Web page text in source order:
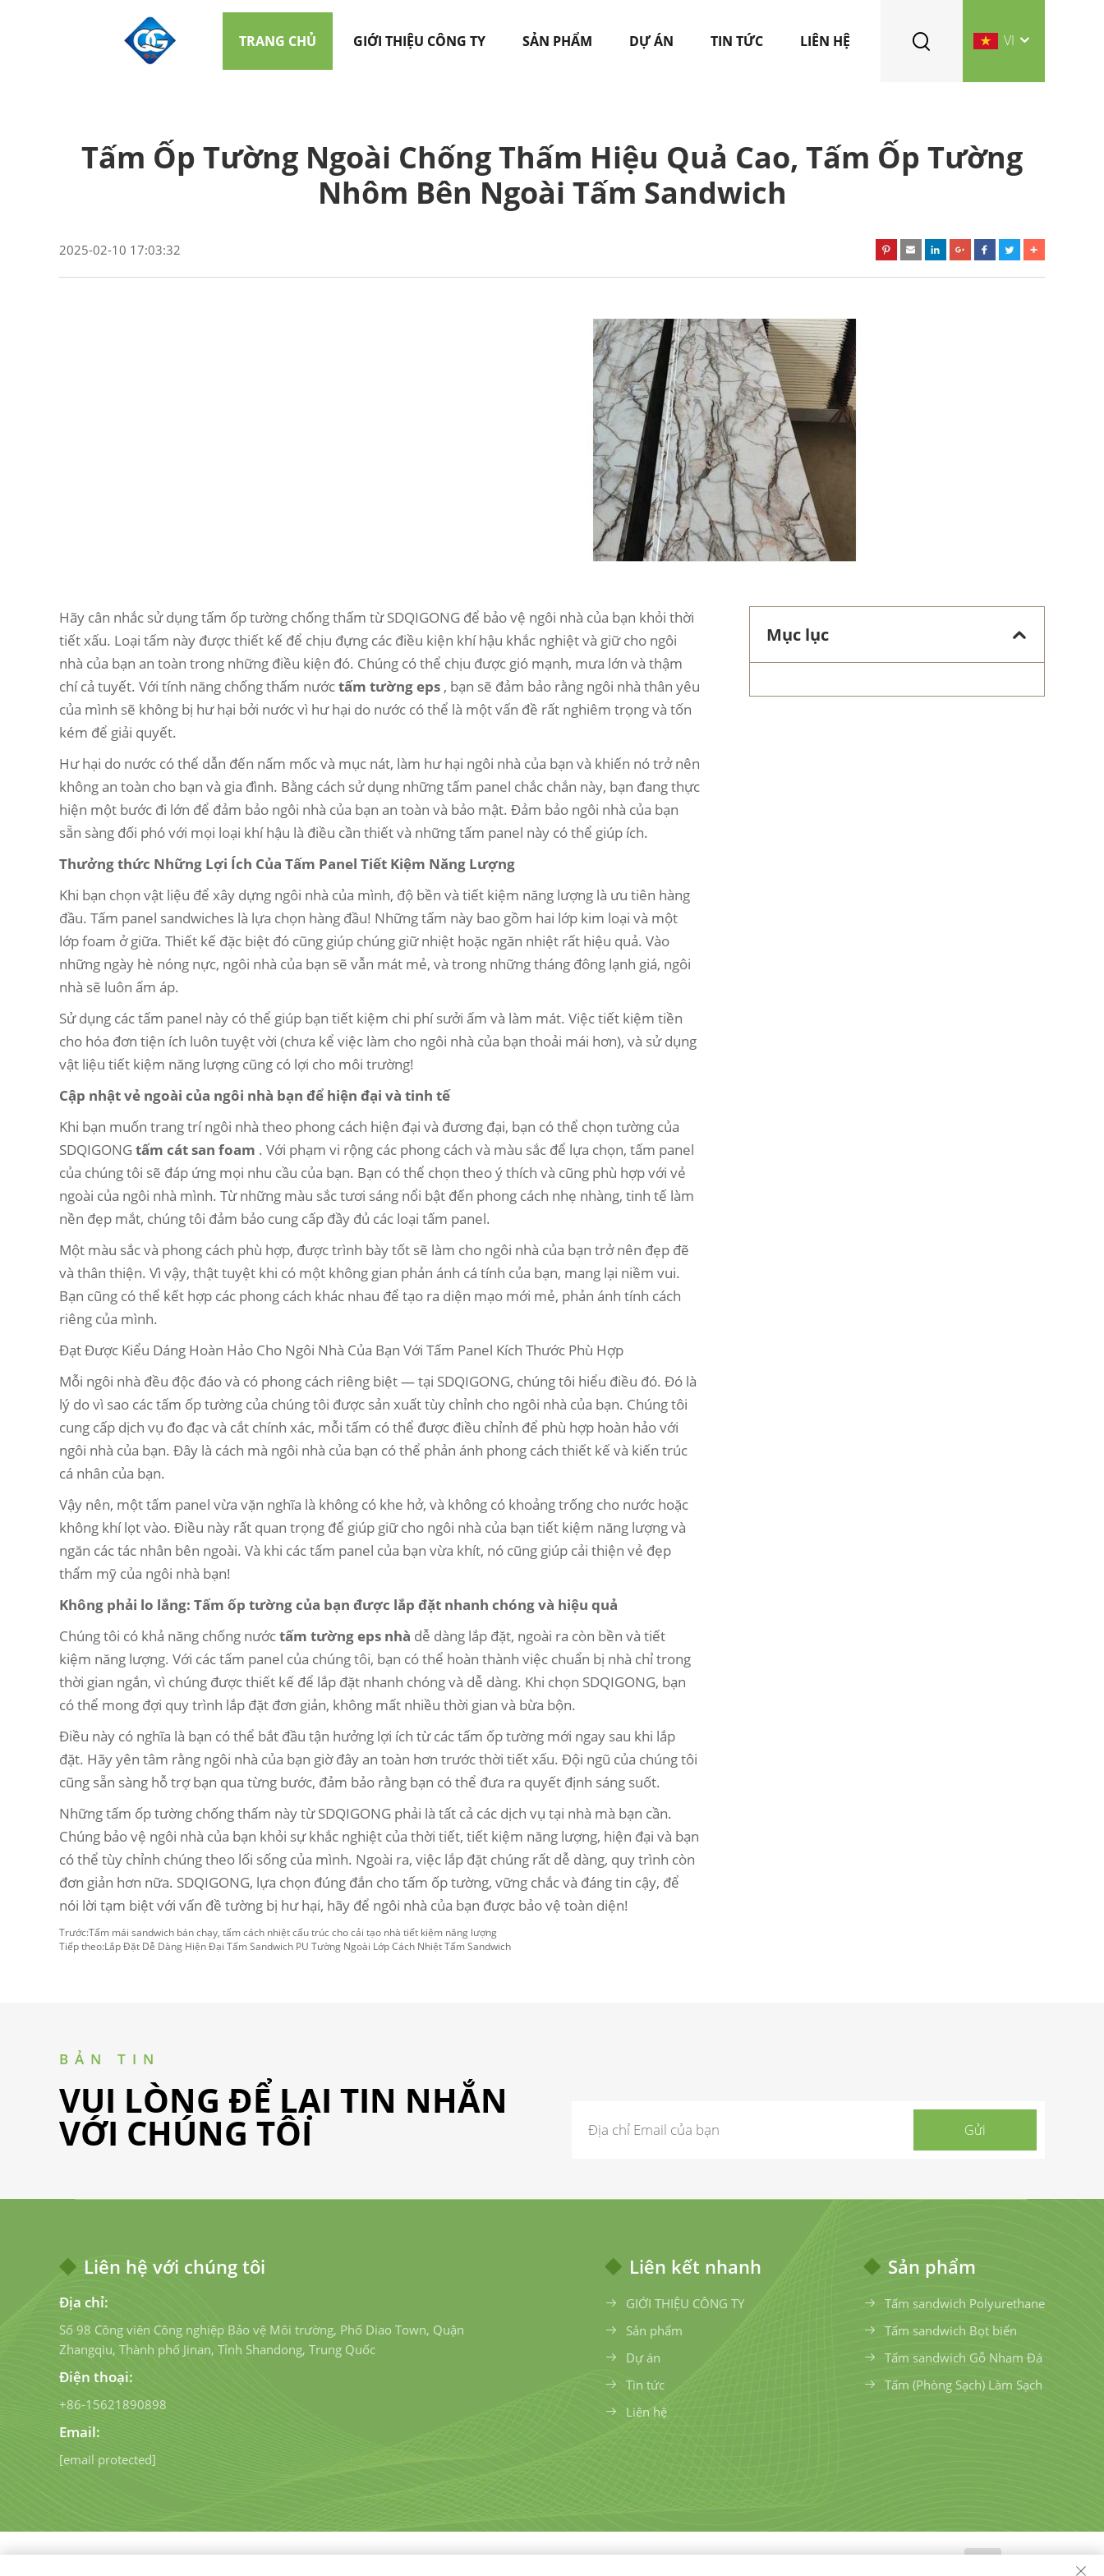
TRANG CHỦ GIỚI THIỆU CÔNG TY SẢN PHẨM DỰ ÁN TIN TỨC LIÊN HỆ VI
Tấm Ốp Tường Ngoài Chống Thấm Hiệu Quả Cao, Tấm Ốp Tường
Nhôm Bên Ngoài Tấm Sandwich
2025-02-10 17:03:32
Hãy cân nhắc sử dụng tấm ốp tường chống thấm từ SDQIGONG để bảo vệ ngôi nhà của bạn khỏi thời
tiết xấu. Loại tấm này được thiết kế để chịu đựng các điều kiện khí hậu khắc nghiệt và giữ cho ngôi
nhà của bạn an toàn trong những điều kiện đó. Chúng có thể chịu được gió mạnh, mưa lớn và thậm
chí cả tuyết. Với tính năng chống thấm nướctấm tường eps , bạn sẽ đảm bảo rằng ngôi nhà thân yêu
của mình sẽ không bị hư hại bởi nước vì hư hại do nước có thể là một vấn đề rất nghiêm trọng và tốn
kém để giải quyết.
Hư hại do nước có thể dẫn đến nấm mốc và mục nát, làm hư hại ngôi nhà của bạn và khiến nó trở nên
không an toàn cho bạn và gia đình. Bằng cách sử dụng những tấm panel chắc chắn này, bạn đang thực
hiện một bước đi lớn để đảm bảo ngôi nhà của bạn an toàn và bảo mật. Đảm bảo ngôi nhà của bạn
sẵn sàng đối phó với mọi loại khí hậu là điều cần thiết và những tấm panel này có thể giúp ích.
Thưởng thức Những Lợi Ích Của Tấm Panel Tiết Kiệm Năng Lượng
Khi bạn chọn vật liệu để xây dựng ngôi nhà của mình, độ bền và tiết kiệm năng lượng là ưu tiên hàng
đầu. Tấm panel sandwiches là lựa chọn hàng đầu! Những tấm này bao gồm hai lớp kim loại và một
lớp foam ở giữa. Thiết kế đặc biệt đó cũng giúp chúng giữ nhiệt hoặc ngăn nhiệt rất hiệu quả. Vào
những ngày hè nóng nực, ngôi nhà của bạn sẽ vẫn mát mẻ, và trong những tháng đông lạnh giá, ngôi
nhà sẽ luôn ấm áp.
Sử dụng các tấm panel này có thể giúp bạn tiết kiệm chi phí sưởi ấm và làm mát. Việc tiết kiệm tiền
cho hóa đơn tiện ích luôn tuyệt vời (chưa kể việc làm cho ngôi nhà của bạn thoải mái hơn), và sử dụng
vật liệu tiết kiệm năng lượng cũng có lợi cho môi trường!
Cập nhật vẻ ngoài của ngôi nhà bạn để hiện đại và tinh tế
Khi bạn muốn trang trí ngôi nhà theo phong cách hiện đại và đương đại, bạn có thể chọn tường của
SDQIGONG tấm cát san foam . Với phạm vi rộng các phong cách và màu sắc để lựa chọn, tấm panel
của chúng tôi sẽ đáp ứng mọi nhu cầu của bạn. Bạn có thể chọn theo ý thích và cũng phù hợp với vẻ
ngoài của ngôi nhà mình. Từ những màu sắc tươi sáng nổi bật đến phong cách nhẹ nhàng, tinh tế làm
nền đẹp mắt, chúng tôi đảm bảo cung cấp đầy đủ các loại tấm panel.
Một màu sắc và phong cách phù hợp, được trình bày tốt sẽ làm cho ngôi nhà của bạn trở nên đẹp đẽ
và thân thiện. Vì vậy, thật tuyệt khi có một không gian phản ánh cá tính của bạn, mang lại niềm vui.
Bạn cũng có thể kết hợp các phong cách khác nhau để tạo ra diện mạo mới mẻ, phản ánh tính cách
riêng của mình.
Đạt Được Kiểu Dáng Hoàn Hảo Cho Ngôi Nhà Của Bạn Với Tấm Panel Kích Thước Phù Hợp
Mỗi ngôi nhà đều độc đáo và có phong cách riêng biệt — tại SDQIGONG, chúng tôi hiểu điều đó. Đó là
lý do vì sao các tấm ốp tường của chúng tôi được sản xuất tùy chỉnh cho ngôi nhà của bạn. Chúng tôi
cung cấp dịch vụ đo đạc và cắt chính xác, mỗi tấm có thể được điều chỉnh để phù hợp hoàn hảo với
ngôi nhà của bạn. Đây là cách mà ngôi nhà của bạn có thể phản ánh phong cách thiết kế và kiến trúc
cá nhân của bạn.
Vậy nên, một tấm panel vừa vặn nghĩa là không có khe hở, và không có khoảng trống cho nước hoặc
không khí lọt vào. Điều này rất quan trọng để giúp giữ cho ngôi nhà của bạn tiết kiệm năng lượng và
ngăn các tác nhân bên ngoài. Và khi các tấm panel của bạn vừa khít, nó cũng giúp cải thiện vẻ đẹp
thẩm mỹ của ngôi nhà bạn!
Không phải lo lắng: Tấm ốp tường của bạn được lắp đặt nhanh chóng và hiệu quả
Chúng tôi có khả năng chống nướctấm tường eps nhà dễ dàng lắp đặt, ngoài ra còn bền và tiết
kiệm năng lượng. Với các tấm panel của chúng tôi, bạn có thể hoàn thành việc chuẩn bị nhà chỉ trong
thời gian ngắn, vì chúng được thiết kế để lắp đặt nhanh chóng và dễ dàng. Khi chọn SDQIGONG, bạn
có thể mong đợi quy trình lắp đặt đơn giản, không mất nhiều thời gian và bừa bộn.
Điều này có nghĩa là bạn có thể bắt đầu tận hưởng lợi ích từ các tấm ốp tường mới ngay sau khi lắp
đặt. Hãy yên tâm rằng ngôi nhà của bạn giờ đây an toàn hơn trước thời tiết xấu. Đội ngũ của chúng tôi
cũng sẵn sàng hỗ trợ bạn qua từng bước, đảm bảo rằng bạn có thể đưa ra quyết định sáng suốt.
Những tấm ốp tường chống thấm này từ SDQIGONG phải là tất cả các dịch vụ tại nhà mà bạn cần.
Chúng bảo vệ ngôi nhà của bạn khỏi sự khắc nghiệt của thời tiết, tiết kiệm năng lượng, hiện đại và bạn
có thể tùy chỉnh chúng theo lối sống của mình. Ngoài ra, việc lắp đặt chúng rất dễ dàng, quy trình còn
đơn giản hơn nữa. SDQIGONG, lựa chọn đúng đắn cho tấm ốp tường, vững chắc và đáng tin cậy, để
nói lời tạm biệt với vấn đề tường bị hư hại, hãy để ngôi nhà của bạn được bảo vệ toàn diện!
Trước:Tấm mái sandwich bán chạy, tấm cách nhiệt cấu trúc cho cải tạo nhà tiết kiệm năng lượng
Tiếp theo:Lắp Đặt Dễ Dàng Hiện Đại Tấm Sandwich PU Tường Ngoài Lớp Cách Nhiệt Tấm Sandwich
Mục lục
BẢN TIN
VUI LÒNG ĐỂ LẠI TIN NHẮN
VỚI CHÚNG TÔI
Liên hệ với chúng tôi
Địa chỉ:
Số 98 Công viên Công nghiệp Bảo vệ Môi trường, Phố Diao Town, Quận
Zhangqiu, Thành phố Jinan, Tỉnh Shandong, Trung Quốc
Điện thoại:
+86-15621890898
Email:
[email protected]
Liên kết nhanh
GIỚI THIỆU CÔNG TY
Sản phẩm
Dự án
Tin tức
Liên hệ
Sản phẩm
Tấm sandwich Polyurethane
Tấm sandwich Bọt biển
Tấm sandwich Gỗ Nham Đá
Tấm (Phòng Sạch) Làm Sạch